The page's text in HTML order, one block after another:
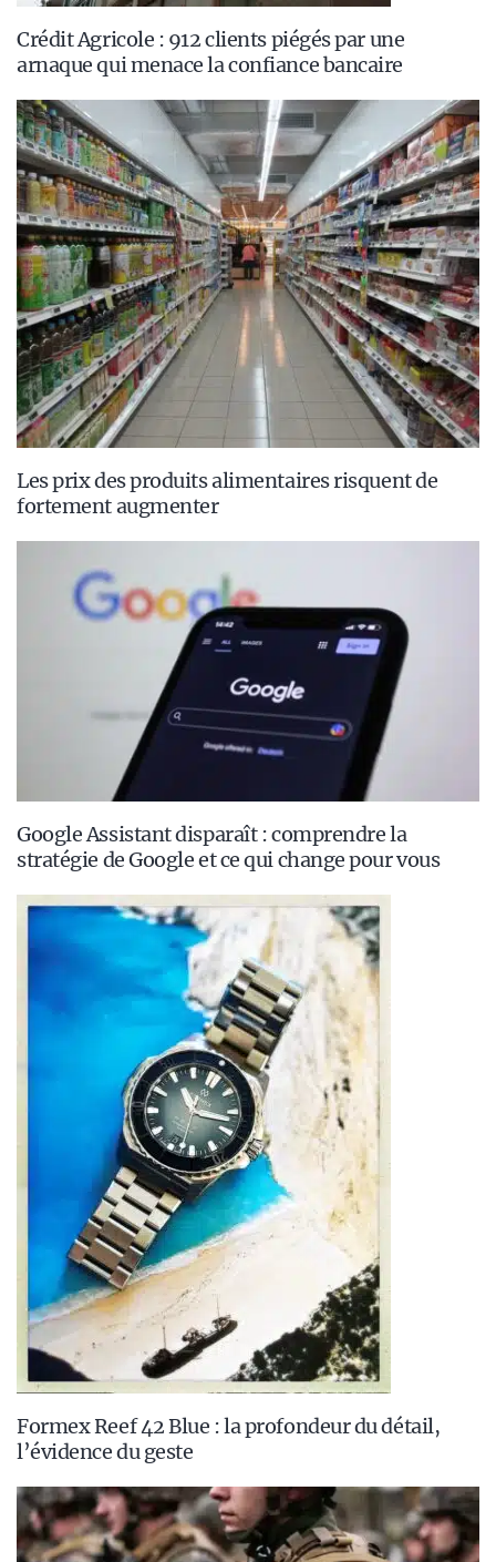
Crédit Agricole : 912 clients piégés par une
arnaque qui menace la confiance bancaire
Les prix des produits alimentaires risquent de
fortement augmenter
Google Assistant disparaît : comprendre la
stratégie de Google et ce qui change pour vous
Formex Reef 42 Blue : la profondeur du détail,
l’évidence du geste